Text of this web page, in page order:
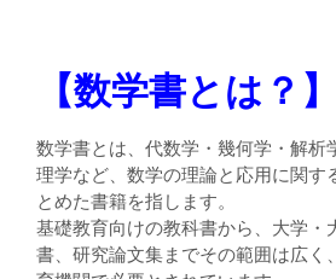
【数学書とは？】
数学書とは、代数学・幾何学・解析
理学など、数学の理論と応用に関す
とめた書籍を指します。
基礎教育向けの教科書から、大学・
書、研究論文集までその範囲は広く